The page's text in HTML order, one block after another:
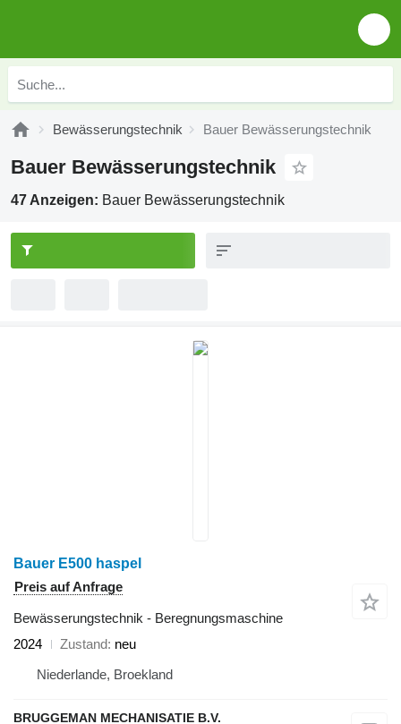
Bewässerungstechnik Bauer Bewässerungstechnik
Bauer Bewässerungstechnik
47 Anzeigen: Bauer Bewässerungstechnik
Bauer E500 haspel
Preis auf Anfrage
Bewässerungstechnik - Beregnungsmaschine
2024
Zustand neu
Niederlande, Broekland
BRUGGEMAN MECHANISATIE B.V.